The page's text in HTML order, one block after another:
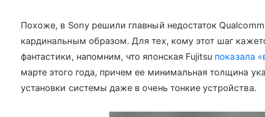
Похоже, в Sony решили главный недостаток
кардинальным образом. Для тех, кому этот шаг
фантастики, напомним, что японская Fujitsu показала
марте этого года, причем ее минимальная толщина
установки системы даже в очень тонкие устройства.